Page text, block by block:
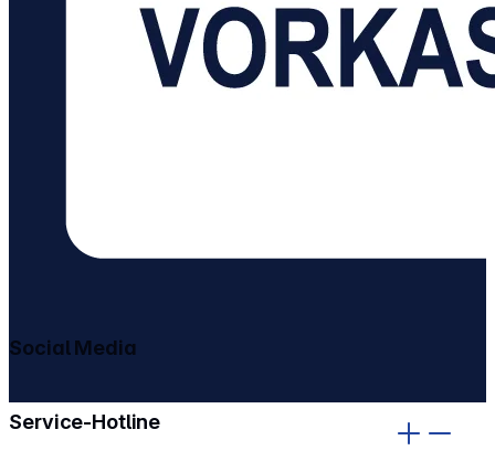
Service-Hotline
Social Media